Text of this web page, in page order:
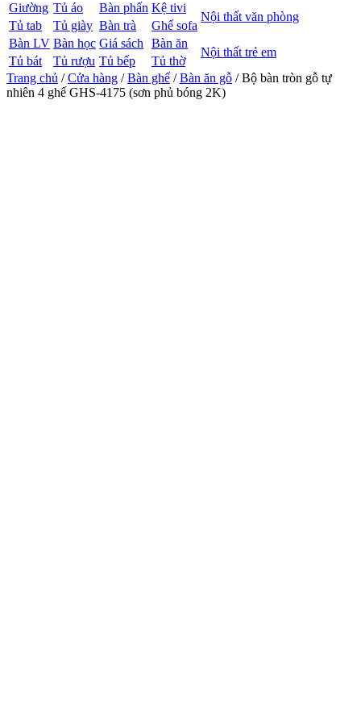
Giường Tủ áo Bàn phấn Kệ tivi
Nội thất văn phòng
Tủ tab Tủ giày Bàn trà
Ghế sofa
Bàn LV Bàn học Giá sách Bàn ăn
Nội thất trẻ em
Tủ bát Tủ rượu Tủ bếp
Tủ thờ
Trang chủ /Cửa hàng /Bàn ghế /Bàn ăn gỗ / Bộ bàn tròn gỗ tự
nhiên 4 ghế GHS-4175 (sơn phủ bóng 2K)